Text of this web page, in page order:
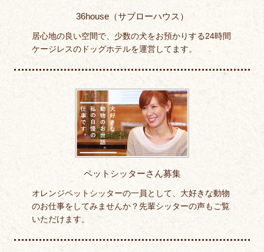
36house（サブローハウス）
居心地の良い空間で、少数の犬をお預かりする24時間
ケージレスのドッグホテルを運営してます。
ペットシッターさん募集
オレンジペットシッターの一員として、大好きな動物
のお仕事をしてみませんか？先輩シッターの声もご覧
いただけます。